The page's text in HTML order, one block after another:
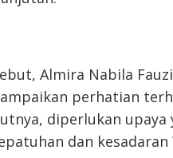
Almira Nabila
perhatian
diperlukan
dan kesadaran